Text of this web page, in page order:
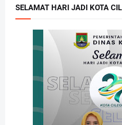
SELAMAT HARI JADI KOTA